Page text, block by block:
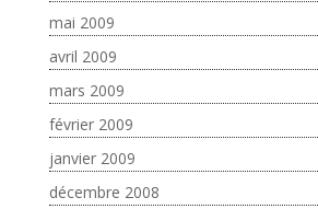
mai 2009
avril 2009
mars 2009
février 2009
janvier 2009
décembre 2008